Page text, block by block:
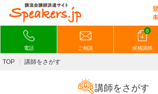
電話 ご相談
0
候補講師
TOP 講師をさがす
講師をさがす